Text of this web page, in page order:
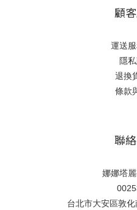
顧
運送
隱
退換
條款
聯
娜娜塔
台北市大安區敦